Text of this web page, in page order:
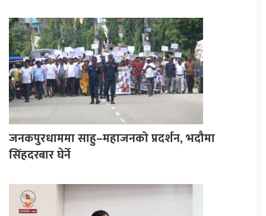
जनकपुरधाममा साहु–महाजनको प्रदर्शन, भदौमा
सिंहदरबार घेर्ने